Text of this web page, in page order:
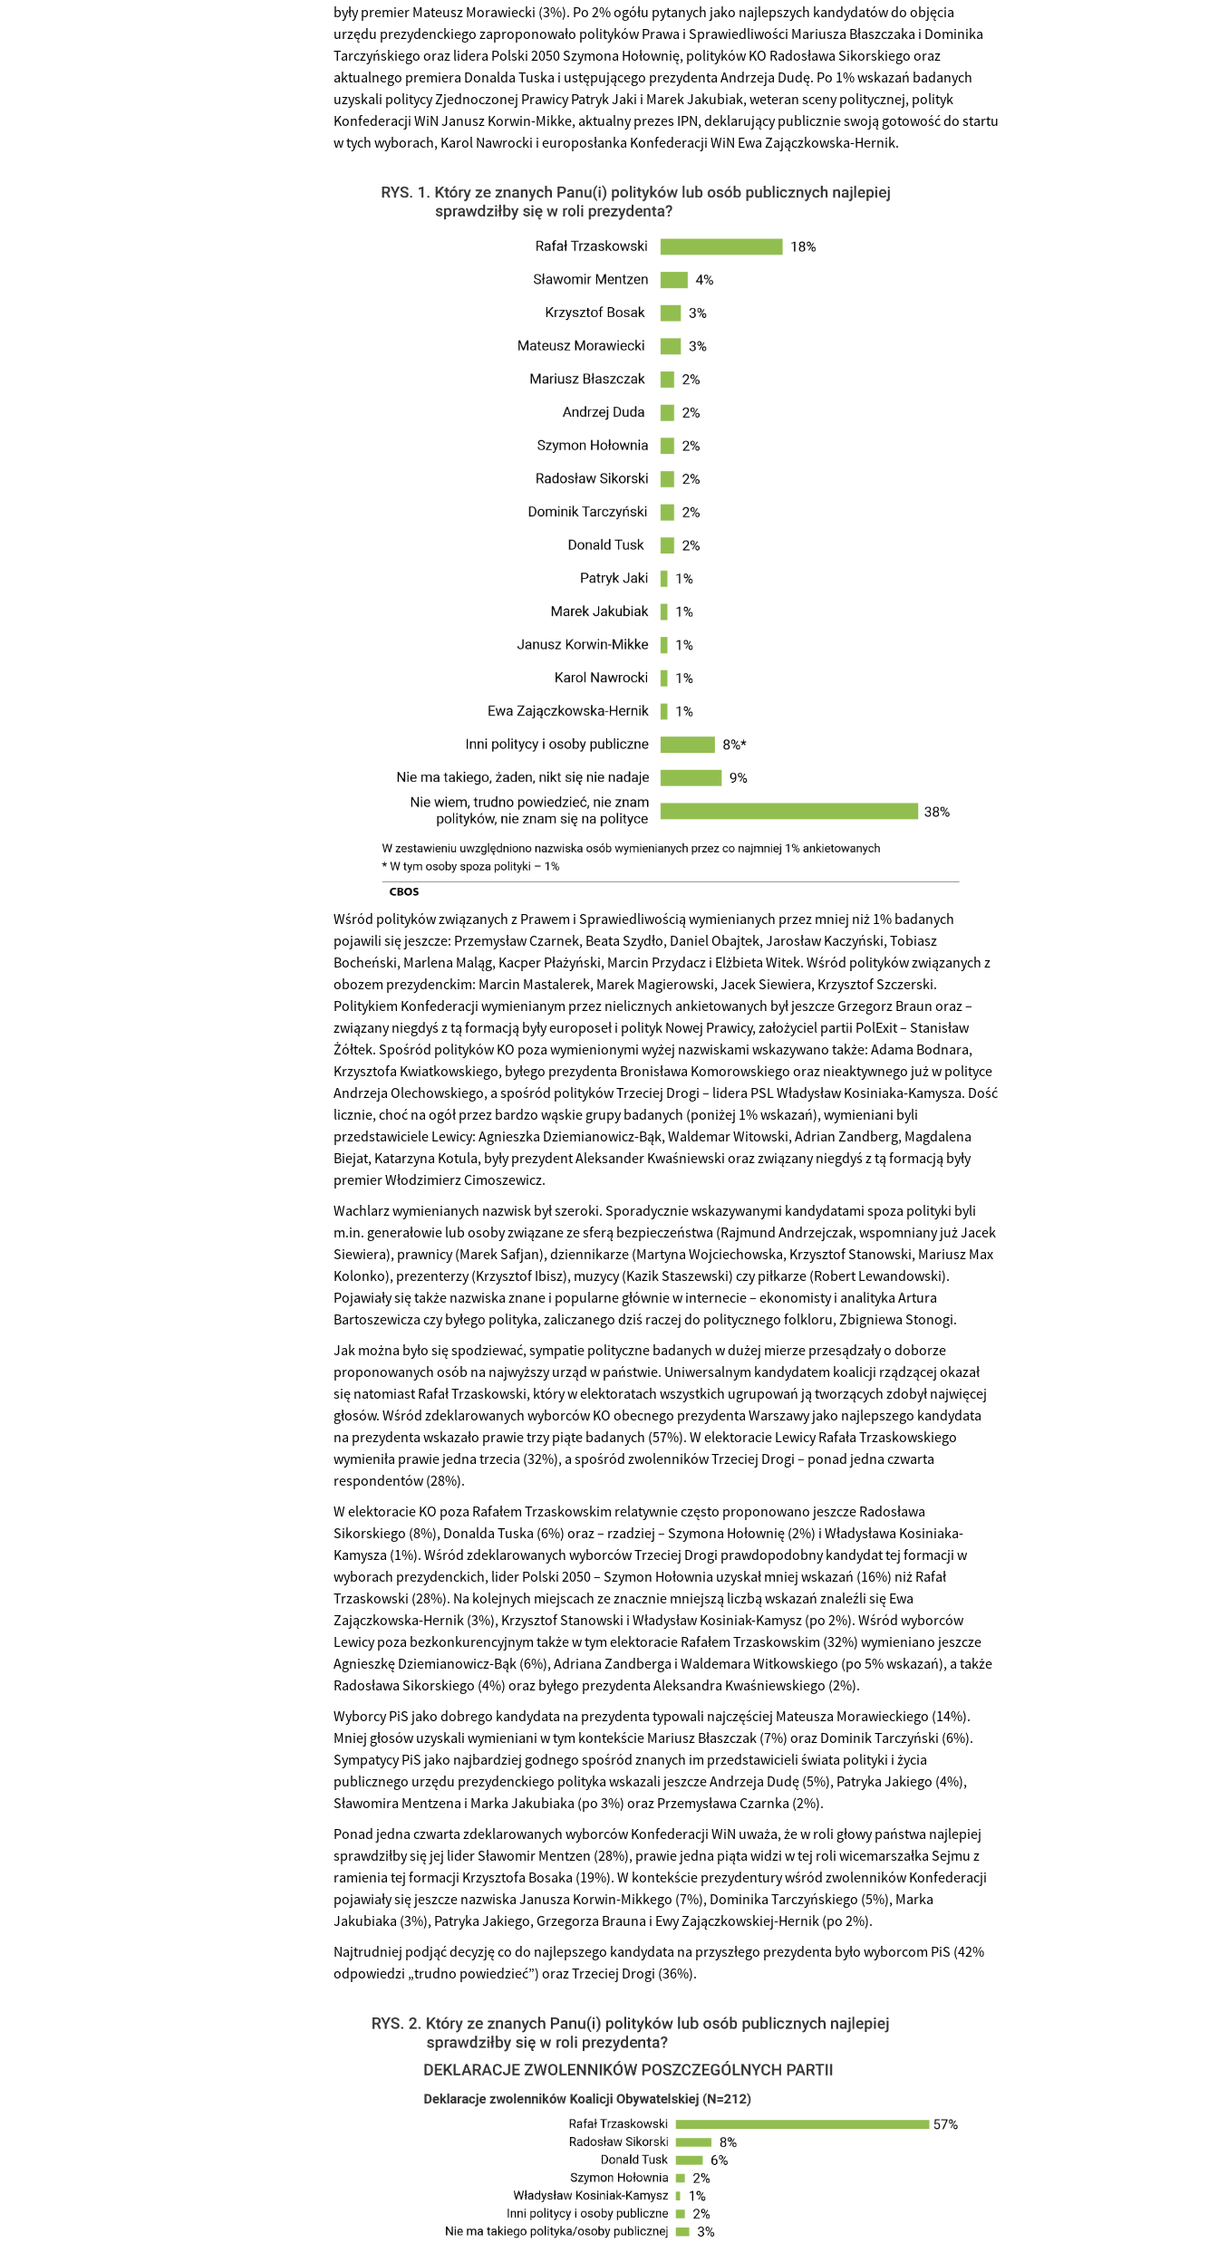
były premier Mateusz Morawiecki (3%). Po 2% ogółu pytanych jako najlepszych kandydatów do objęcia
urzędu prezydenckiego zaproponowało polityków Prawa i Sprawiedliwości Mariusza Błaszczaka i Dominika
Tarczyńskiego oraz lidera Polski 2050 Szymona Hołownię, polityków KO Radosława Sikorskiego oraz
aktualnego premiera Donalda Tuska i ustępującego prezydenta Andrzeja Dudę. Po 1% wskazań badanych
uzyskali politycy Zjednoczonej Prawicy Patryk Jaki i Marek Jakubiak, weteran sceny politycznej, polityk
Konfederacji WiN Janusz Korwin-Mikke, aktualny prezes IPN, deklarujący publicznie swoją gotowość do startu
w tych wyborach, Karol Nawrocki i europosłanka Konfederacji WiN Ewa Zajączkowska-Hernik.
Wśród polityków związanych z Prawem i Sprawiedliwością wymienianych przez mniej niż 1% badanych
pojawili się jeszcze: Przemysław Czarnek, Beata Szydło, Daniel Obajtek, Jarosław Kaczyński, Tobiasz
Bocheński, Marlena Maląg, Kacper Płażyński, Marcin Przydacz i Elżbieta Witek. Wśród polityków związanych z
obozem prezydenckim: Marcin Mastalerek, Marek Magierowski, Jacek Siewiera, Krzysztof Szczerski.
Politykiem Konfederacji wymienianym przez nielicznych ankietowanych był jeszcze Grzegorz Braun oraz –
związany niegdyś z tą formacją były europoseł i polityk Nowej Prawicy, założyciel partii PolExit – Stanisław
Żółtek. Spośród polityków KO poza wymienionymi wyżej nazwiskami wskazywano także: Adama Bodnara,
Krzysztofa Kwiatkowskiego, byłego prezydenta Bronisława Komorowskiego oraz nieaktywnego już w polityce
Andrzeja Olechowskiego, a spośród polityków Trzeciej Drogi – lidera PSL Władysław Kosiniaka-Kamysza. Dość
licznie, choć na ogół przez bardzo wąskie grupy badanych (poniżej 1% wskazań), wymieniani byli
przedstawiciele Lewicy: Agnieszka Dziemianowicz-Bąk, Waldemar Witowski, Adrian Zandberg, Magdalena
Biejat, Katarzyna Kotula, były prezydent Aleksander Kwaśniewski oraz związany niegdyś z tą formacją były
premier Włodzimierz Cimoszewicz.
Wachlarz wymienianych nazwisk był szeroki. Sporadycznie wskazywanymi kandydatami spoza polityki byli
m.in. generałowie lub osoby związane ze sferą bezpieczeństwa (Rajmund Andrzejczak, wspomniany już Jacek
Siewiera), prawnicy (Marek Safjan), dziennikarze (Martyna Wojciechowska, Krzysztof Stanowski, Mariusz Max
Kolonko), prezenterzy (Krzysztof Ibisz), muzycy (Kazik Staszewski) czy piłkarze (Robert Lewandowski).
Pojawiały się także nazwiska znane i popularne głównie w internecie – ekonomisty i analityka Artura
Bartoszewicza czy byłego polityka, zaliczanego dziś raczej do politycznego folkloru, Zbigniewa Stonogi.
Jak można było się spodziewać, sympatie polityczne badanych w dużej mierze przesądzały o doborze
proponowanych osób na najwyższy urząd w państwie. Uniwersalnym kandydatem koalicji rządzącej okazał
się natomiast Rafał Trzaskowski, który w elektoratach wszystkich ugrupowań ją tworzących zdobył najwięcej
głosów. Wśród zdeklarowanych wyborców KO obecnego prezydenta Warszawy jako najlepszego kandydata
na prezydenta wskazało prawie trzy piąte badanych (57%). W elektoracie Lewicy Rafała Trzaskowskiego
wymieniła prawie jedna trzecia (32%), a spośród zwolenników Trzeciej Drogi – ponad jedna czwarta
respondentów (28%).
W elektoracie KO poza Rafałem Trzaskowskim relatywnie często proponowano jeszcze Radosława
Sikorskiego (8%), Donalda Tuska (6%) oraz – rzadziej – Szymona Hołownię (2%) i Władysława Kosiniaka-
Kamysza (1%). Wśród zdeklarowanych wyborców Trzeciej Drogi prawdopodobny kandydat tej formacji w
wyborach prezydenckich, lider Polski 2050 – Szymon Hołownia uzyskał mniej wskazań (16%) niż Rafał
Trzaskowski (28%). Na kolejnych miejscach ze znacznie mniejszą liczbą wskazań znaleźli się Ewa
Zajączkowska-Hernik (3%), Krzysztof Stanowski i Władysław Kosiniak-Kamysz (po 2%). Wśród wyborców
Lewicy poza bezkonkurencyjnym także w tym elektoracie Rafałem Trzaskowskim (32%) wymieniano jeszcze
Agnieszkę Dziemianowicz-Bąk (6%), Adriana Zandberga i Waldemara Witkowskiego (po 5% wskazań), a także
Radosława Sikorskiego (4%) oraz byłego prezydenta Aleksandra Kwaśniewskiego (2%).
Wyborcy PiS jako dobrego kandydata na prezydenta typowali najczęściej Mateusza Morawieckiego (14%).
Mniej głosów uzyskali wymieniani w tym kontekście Mariusz Błaszczak (7%) oraz Dominik Tarczyński (6%).
Sympatycy PiS jako najbardziej godnego spośród znanych im przedstawicieli świata polityki i życia
publicznego urzędu prezydenckiego polityka wskazali jeszcze Andrzeja Dudę (5%), Patryka Jakiego (4%),
Sławomira Mentzena i Marka Jakubiaka (po 3%) oraz Przemysława Czarnka (2%).
Ponad jedna czwarta zdeklarowanych wyborców Konfederacji WiN uważa, że w roli głowy państwa najlepiej
sprawdziłby się jej lider Sławomir Mentzen (28%), prawie jedna piąta widzi w tej roli wicemarszałka Sejmu z
ramienia tej formacji Krzysztofa Bosaka (19%). W kontekście prezydentury wśród zwolenników Konfederacji
pojawiały się jeszcze nazwiska Janusza Korwin-Mikkego (7%), Dominika Tarczyńskiego (5%), Marka
Jakubiaka (3%), Patryka Jakiego, Grzegorza Brauna i Ewy Zajączkowskiej-Hernik (po 2%).
Najtrudniej podjąć decyzję co do najlepszego kandydata na przyszłego prezydenta było wyborcom PiS (42%
odpowiedzi „trudno powiedzieć”) oraz Trzeciej Drogi (36%).